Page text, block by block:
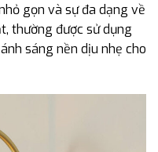
gọn và sự đa dạng về
thường được sử dụng
sáng nền dịu nhẹ cho